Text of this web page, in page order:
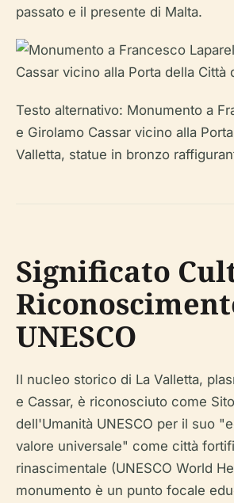
passato e il presente di Malta.
Testo alternativo: Monumento a
e Girolamo Cassar vicino alla
Valletta, statue in bronzo
Significato
UNESCO
Il nucleo storico di La Valletta,
e Cassar, è riconosciuto come
dell'Umanità UNESCO per il suo
valore universale" come città
rinascimentale (UNESCO World
monumento è un punto focale